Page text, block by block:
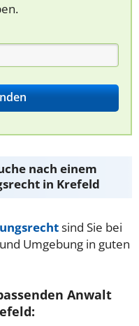
nach einem
in Krefeld
sind Sie bei
Umgebung in guten
Anwalt